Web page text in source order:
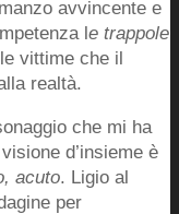
avvincente e
le trappole
vittime che il
realtà.
che mi ha
d’insieme è
acuto. Ligio al
per